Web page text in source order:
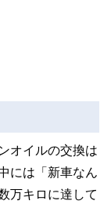
オイルの交換は
には「新車なん
万キロに達して